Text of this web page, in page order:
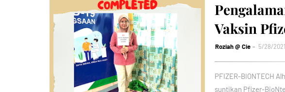
Vaksin
Roziah @ Cie 5/28/
PFIZER-BIONTECH
suntikan Pfizer-